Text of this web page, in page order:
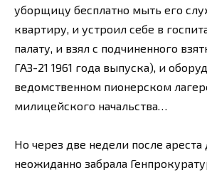
уборщицу бесплатно мыть его
квартиру, и устроил себе в
палату, и взял с подчиненного
ГАЗ-21 1961 года выпуска), и
ведомственном пионерском
милицейского начальства…
Но через две недели после ареста
неожиданно забрала